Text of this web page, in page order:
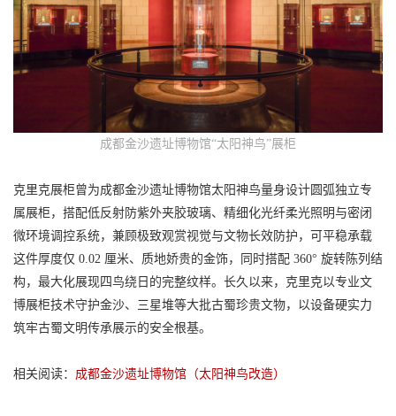
成都金沙遗址博物馆“太阳神鸟”展柜
克里克展柜曾为成都金沙遗址博物馆太阳神鸟量身设计圆弧独立专
属展柜，搭配低反射防紫外夹胶玻璃、精细化光纤柔光照明与密闭
微环境调控系统，兼顾极致观赏视觉与文物长效防护，可平稳承载
这件厚度仅 0.02 厘米、质地娇贵的金饰，同时搭配 360° 旋转陈列结
构，最大化展现四鸟绕日的完整纹样。长久以来，克里克以专业文
博展柜技术守护金沙、三星堆等大批古蜀珍贵文物，以设备硬实力
筑牢古蜀文明传承展示的安全根基。
相关阅读： 成都金沙遗址博物馆（太阳神鸟改造）